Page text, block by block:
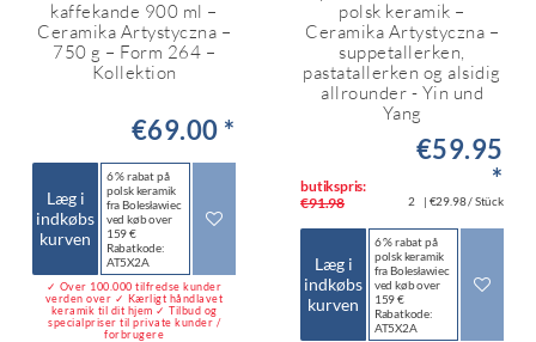
kaffekande 900 ml –
Ceramika Artystyczna –
750 g – Form 264 –
Kollektion
€69.00 *
Læg i
indkøbs
kurven
6 % rabat på
polsk keramik
fra Bolesławiec
ved køb over
159 €
Rabatkode:
AT5X2A
✓ Over 100.000 tilfredse kunder
verden over ✓ Kærligt håndlavet
keramik til dit hjem ✓ Tilbud og
specialpriser til private kunder /
forbrugere
polsk keramik –
Ceramika Artystyczna –
suppetallerken,
pastatallerken og alsidig
allrounder - Yin und
Yang
butikspris:
€91.98
€59.95
*
2 | €29.98 / Stück
Læg i
indkøbs
kurven
6 % rabat på
polsk keramik
fra Bolesławiec
ved køb over
159 €
Rabatkode:
AT5X2A